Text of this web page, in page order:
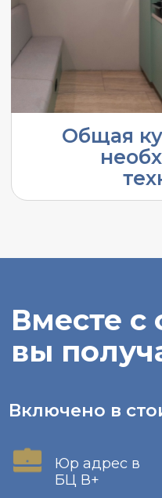
Какой офис ищете (не
обязательно)
Получить
Нажимая на кнопку «Получить
консультацию», вы
Нужен только
юридический
с почтовым
Напишите нам в
нужен, и мы подберем
подходящий вариант.